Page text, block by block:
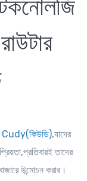
Cudy(কিউডি),যাদের
তাদের
উন্মোচন করার।